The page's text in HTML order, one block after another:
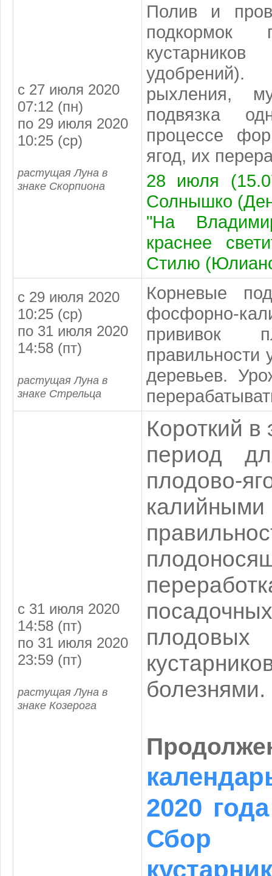
с 27 июля 2020
07:12 (пн)
по 29 июля 2020
10:25 (ср)
растущая Луна в
знаке Скорпиона
Полив и
подкормок
рыхления,
подвязка
процессе
ягод, их
28 июля
Солнышко
"На
краснее
Стилю
с 29 июля 2020
10:25 (ср)
по 31 июля 2020
14:58 (пт)
растущая Луна в
знаке Стрельца
Корневые
фосфорно-
прививок
правильности
деревьев.
с 31 июля 2020
14:58 (пт)
по 31 июля 2020
23:59 (пт)
растущая Луна в
знаке Козерога
Короткий
период
плодово-
болезнями.
2020
Сбор